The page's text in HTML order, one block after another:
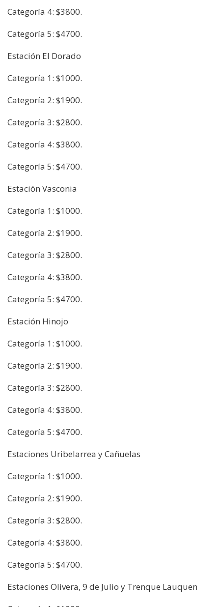
Categoría 4: $3800.
Categoría 5: $4700.
Estación El Dorado
Categoría 1: $1000.
Categoría 2: $1900.
Categoría 3: $2800.
Categoría 4: $3800.
Categoría 5: $4700.
Estación Vasconia
Categoría 1: $1000.
Categoría 2: $1900.
Categoría 3: $2800.
Categoría 4: $3800.
Categoría 5: $4700.
Estación Hinojo
Categoría 1: $1000.
Categoría 2: $1900.
Categoría 3: $2800.
Categoría 4: $3800.
Categoría 5: $4700.
Estaciones Uribelarrea y Cañuelas
Categoría 1: $1000.
Categoría 2: $1900.
Categoría 3: $2800.
Categoría 4: $3800.
Categoría 5: $4700.
Estaciones Olivera, 9 de Julio y Trenque Lauquen